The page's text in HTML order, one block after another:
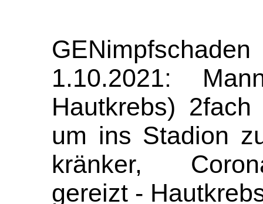
1.10.2021:
Hautkrebs)
um ins Stadion
kränker,
gereizt -